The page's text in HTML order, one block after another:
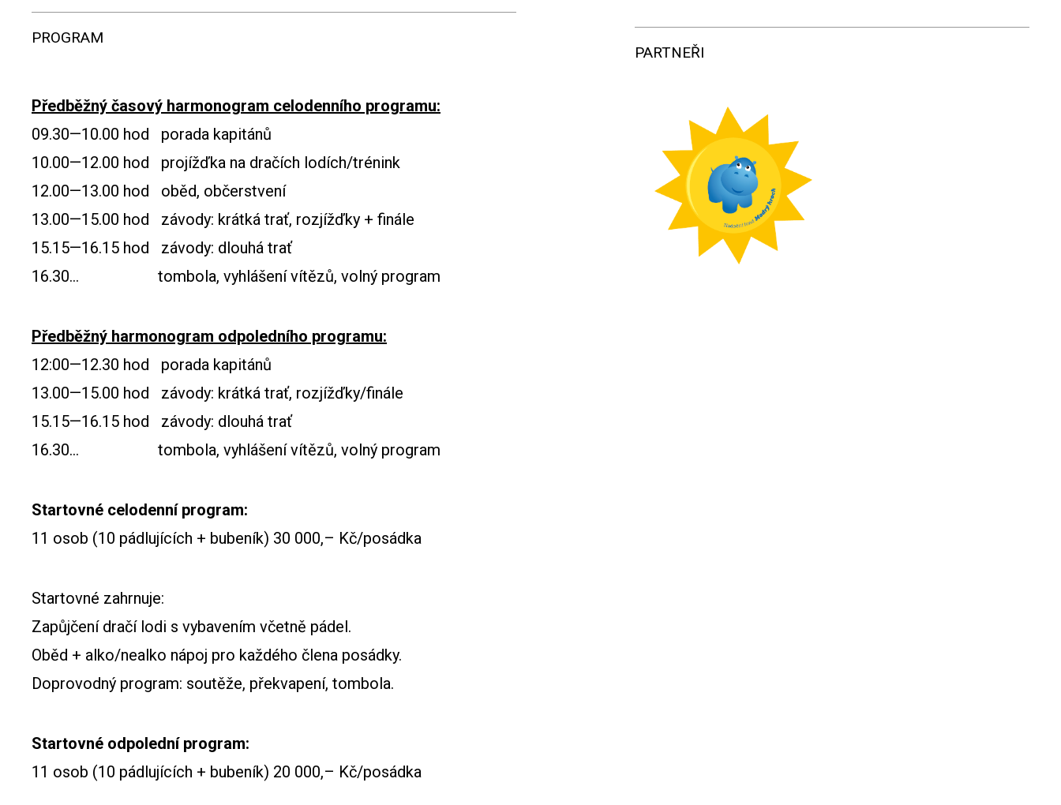
PROGRAM
Předběžný časový harmonogram celodenního programu:
09.30—10.00 hod porada kapitánů
10.00—12.00 hod projížďka na dračích lodích/trénink
12.00—13.00 hod oběd, občerstvení
13.00—15.00 hod závody: krátká trať, rozjížďky + finále
15.15—16.15 hod závody: dlouhá trať
16.30… tombola, vyhlášení vítězů, volný program
Předběžný harmonogram odpoledního programu:
12:00—12.30 hod porada kapitánů
13.00—15.00 hod závody: krátká trať, rozjížďky/finále
15.15—16.15 hod závody: dlouhá trať
16.30… tombola, vyhlášení vítězů, volný program
Startovné celodenní program:
11 osob (10 pádlujících + bubeník) 30 000,– Kč/posádka
Startovné zahrnuje:
Zapůjčení dračí lodi s vybavením včetně pádel.
Oběd + alko/nealko nápoj pro každého člena posádky.
Doprovodný program: soutěže, překvapení, tombola.
Startovné odpolední program:
11 osob (10 pádlujících + bubeník) 20 000,– Kč/posádka
PARTNEŘI